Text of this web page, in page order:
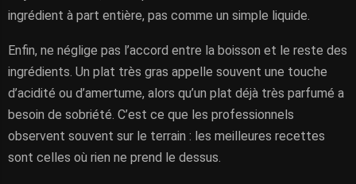
ingrédient à part entière, pas comme un simple liquide.
Enfin, ne néglige pas l’accord entre la boisson et le reste des
ingrédients. Un plat très gras appelle souvent une touche
d’acidité ou d’amertume, alors qu’un plat déjà très parfumé a
besoin de sobriété. C’est ce que les professionnels
observent souvent sur le terrain : les meilleures recettes
sont celles où rien ne prend le dessus.